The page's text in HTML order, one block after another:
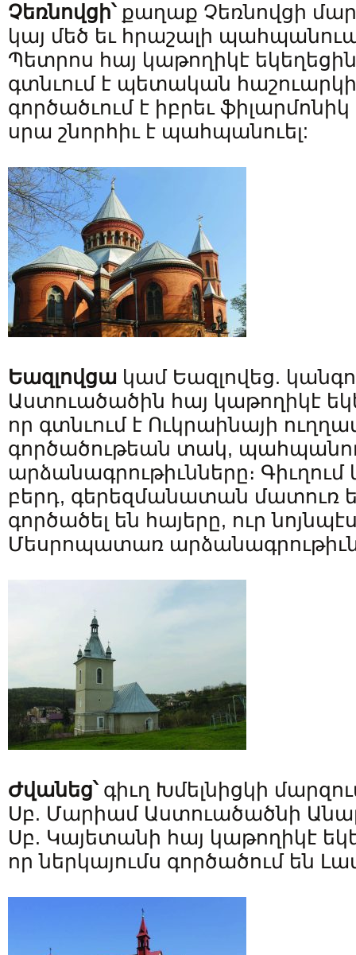
Չեռնովցի՝քաղաք Չեռնովցի
կայ մեծ եւ հրաշալի
Պետրոս հայ կաթողիկէ
գտնւում է պետական հաշուարկի
գործածւում է իբրեւ
սրա շնորհիւ է պահպանուել:
Եազլովցա կամ Եազլովեց.
Աստուածածին հայ կաթողիկէ
որ գտնւում է Ուկրաինայի
գործածութեան տակ,
արձանագրութիւնները։
բերդ, գերեզմանատան մատուռ
գործածել են հայերը, ուր
Մեսրոպատառ
Ժվանեց՝գիւղ Խմելնիցկի
Սբ. Մարիամ Աստուածածնի
Սբ. Կայետանի հայ կաթողիկէ
որ ներկայումս գործածում են